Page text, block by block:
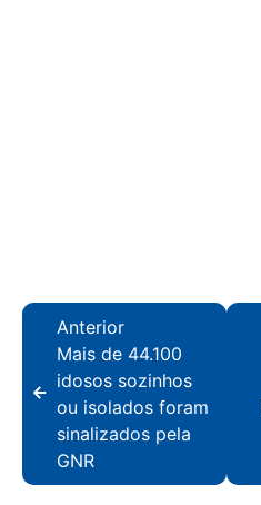
Anterior
Mais de 44.100
idosos sozinhos
ou isolados foram
sinalizados pela
GNR